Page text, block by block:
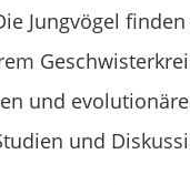
Jungvögel
und
und